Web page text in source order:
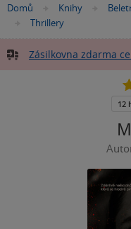
Nacházíte
Domů »Knihy »
»
Thrillery
Zásilkovna zdarma
3.8
5
12